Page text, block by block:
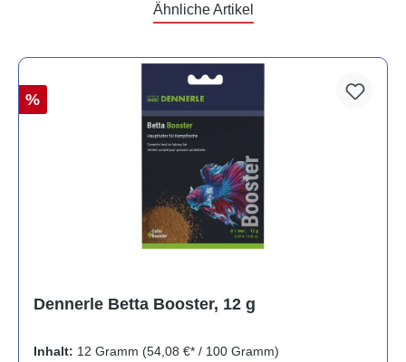
Ähnliche Artikel
%
Dennerle Betta Booster, 12 g
Inhalt: 12 Gramm (54,08 €* / 100 Gramm)